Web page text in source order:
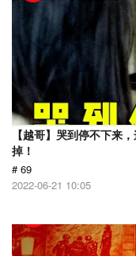
【越哥】哭到停不下来
掉！
# 69
2022-06-21 10:05